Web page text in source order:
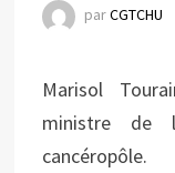
parCGTCHU
Marisol
ministre de